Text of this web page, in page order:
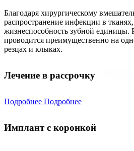
Благодаря хирургическому
распространение инфекции в тканях,
жизнеспособность зубной единицы.
проводится преимущественно на
резцах и клыках.
Лечение в рассрочку
Подробнее Подробнее
Имплант с коронкой